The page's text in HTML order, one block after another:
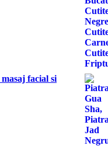
facial si